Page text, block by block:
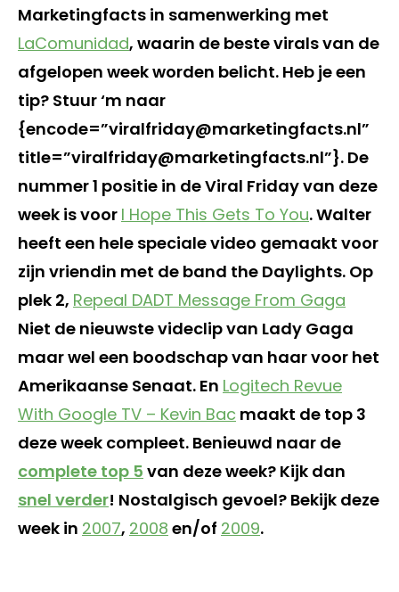
Marketingfacts in samenwerking met
LaComunidad, waarin de beste virals van de
afgelopen week worden belicht. Heb je een
tip? Stuur ‘m naar
{encode=”viralfriday@marketingfacts.nl”
title=”viralfriday@marketingfacts.nl”}. De
nummer 1 positie in de Viral Friday van deze
week is voor I Hope This Gets To You. Walter
heeft een hele speciale video gemaakt voor
zijn vriendin met de band the Daylights. Op
plek 2, Repeal DADT Message From Gaga
Niet de nieuwste videclip van Lady Gaga
maar wel een boodschap van haar voor het
Amerikaanse Senaat. En Logitech Revue
With Google TV – Kevin Bac maakt de top 3
deze week compleet. Benieuwd naar de
complete top 5 van deze week? Kijk dan
snel verder! Nostalgisch gevoel? Bekijk deze
week in 2007, 2008 en/of 2009.